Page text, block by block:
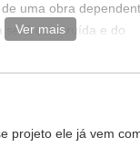
uma obra
será construída e do
você pode adquirir
custa apenas R$
poderá inserir os
Ver mais
projeto ele já vem